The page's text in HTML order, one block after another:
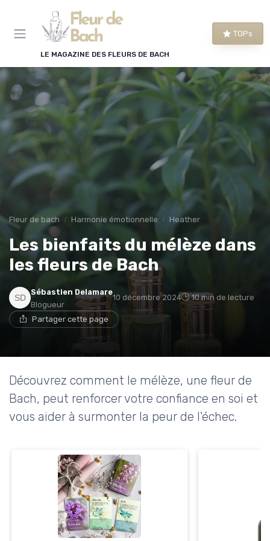
LE MAGAZINE DES FLEURS DE BACH
TOPs
Fleur de bach Harmonie émotionnelle Heather
Les bienfaits du mélèze dans
les fleurs de Bach
Sébastien Delamare
Blogueur
10 décembre 2024 10 min de lecture
Partager cette page
Découvrez comment le mélèze, une fleur de
Bach, peut renforcer votre confiance en soi et
vous aider à surmonter la peur de l'échec.